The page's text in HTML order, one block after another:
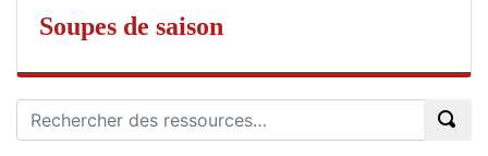
Soupes de saison